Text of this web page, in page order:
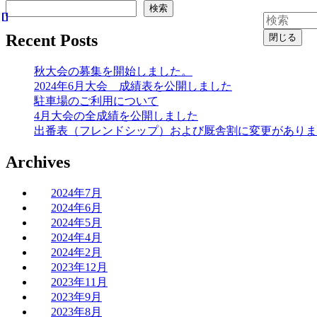
検索
Recent Posts
秋大会の募集を開始しました。
2024年6月大会 成績表を公開しました
駐車場のご利用について
4月大会の全成績を公開しました
出番表（フレンドシップ）および厩舎割に変更があり
Archives
2024年7月
2024年6月
2024年5月
2024年4月
2024年2月
2023年12月
2023年11月
2023年9月
2023年8月
閉じる